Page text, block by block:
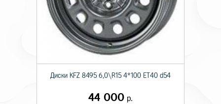
Диски KFZ 8495 6,0\R15 4*100 ET40 d54
44 000 р.